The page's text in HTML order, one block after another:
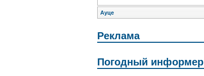
Ауце
Реклама
Погодный информер